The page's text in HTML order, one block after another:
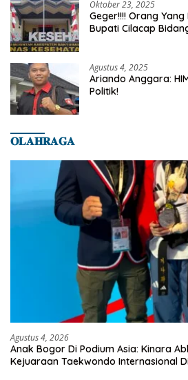
Oktober 23, 2025
Geger!!!! Orang
Bupati Cilacap
Agustus 4, 2025
Ariando Anggara:
Politik!
𝐎𝐋𝐀𝐇𝐑𝐀𝐆𝐀
Agustus 4, 2026
Anak Bogor Di Podium Asia: Kinara
Kejuaraan Taekwondo Internasional